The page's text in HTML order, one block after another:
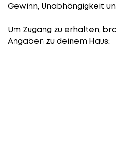
Gewinn, Unabhängigkeit
Um Zugang zu erhalten,
Angaben zu deinem Haus: